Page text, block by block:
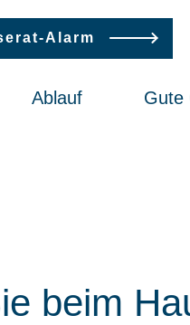
Alarm
Ablauf Gute
beim